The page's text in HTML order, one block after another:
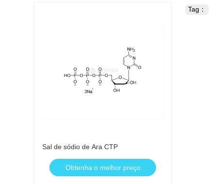
Sal de sódio de Ara CTP
Obtenha o melhor preço
Tag：